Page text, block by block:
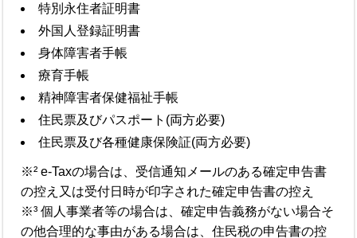
特別永住者証明書
外国人登録証明書
身体障害者手帳
療育手帳
精神障害者保健福祉手帳
住民票及びパスポート(両方必要)
住民票及び各種健康保険証(両方必要)
※² e-Taxの場合は、受信通知メールのある確定申告書
の控え又は受付日時が印字された確定申告書の控え
※³ 個人事業者等の場合は、確定申告義務がない場合そ
の他合理的な事由がある場合は、住民税の申告書の控